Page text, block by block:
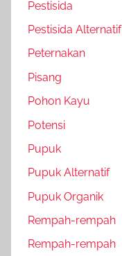
Pestisida
Pestisida Alternatif
Peternakan
Pisang
Pohon Kayu
Potensi
Pupuk
Pupuk Alternatif
Pupuk Organik
Rempah-rempah
Rempah-rempah